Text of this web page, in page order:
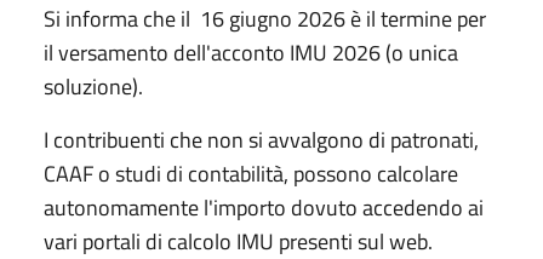
Si informa che il 16 giugno 2026 è il termine per
il versamento dell'acconto IMU 2026 (o unica
soluzione).
I contribuenti che non si avvalgono di patronati,
CAAF o studi di contabilità, possono calcolare
autonomamente l'importo dovuto accedendo ai
vari portali di calcolo IMU presenti sul web.